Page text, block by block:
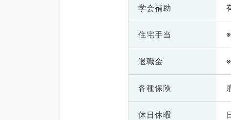
学会補助
住宅手当
退職金
各種保険
休日休暇